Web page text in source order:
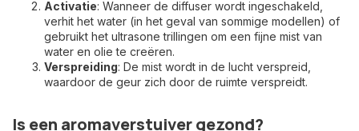
Activatie: Wanneer de diffuser wordt ingeschakeld,
verhit het water (in het geval van sommige modellen) of
gebruikt het ultrasone trillingen om een fijne mist van
water en olie te creëren.
Verspreiding: De mist wordt in de lucht verspreid,
waardoor de geur zich door de ruimte verspreidt.
Is een aromaverstuiver gezond?